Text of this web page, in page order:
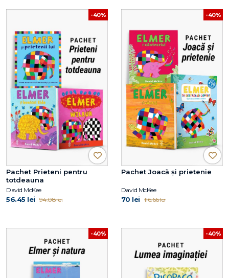
-40%
Pachet Prieteni pentru
totdeauna
David McKee
56.45 lei 94.08 lei
-40%
Pachet Joacă și prietenie
David McKee
70 lei 116.66 lei
-40% -40%